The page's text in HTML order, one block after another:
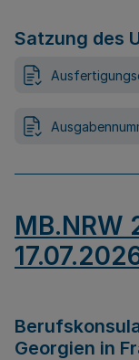
Satzung des
MB.NRW
Georgien in